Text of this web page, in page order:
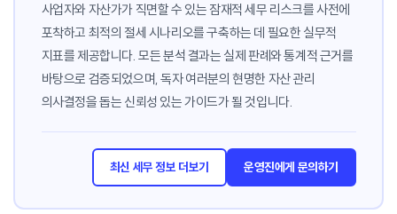
사업자와 자산가가 직면할 수 있는 잠재적 세무 리스크를 사전에
포착하고 최적의 절세 시나리오를 구축하는 데 필요한 실무적
지표를 제공합니다. 모든 분석 결과는 실제 판례와 통계적 근거를
바탕으로 검증되었으며, 독자 여러분의 현명한 자산 관리
의사결정을 돕는 신뢰성 있는 가이드가 될 것입니다.
최신 세무 정보 더보기 운영진에게 문의하기